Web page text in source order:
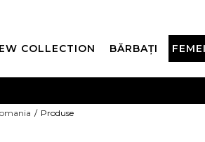
COLLECTION BĂRBAȚI FEMEI
CUMPĂRĂ ACUM,
Produse